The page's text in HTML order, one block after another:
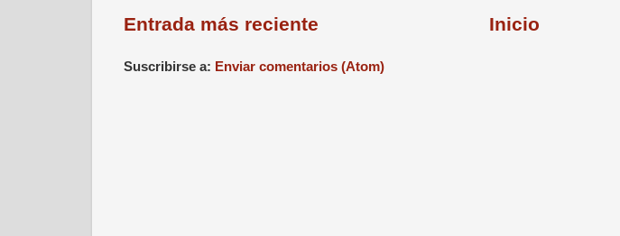
Entrada más reciente Inicio
Suscribirse a: Enviar comentarios (Atom)